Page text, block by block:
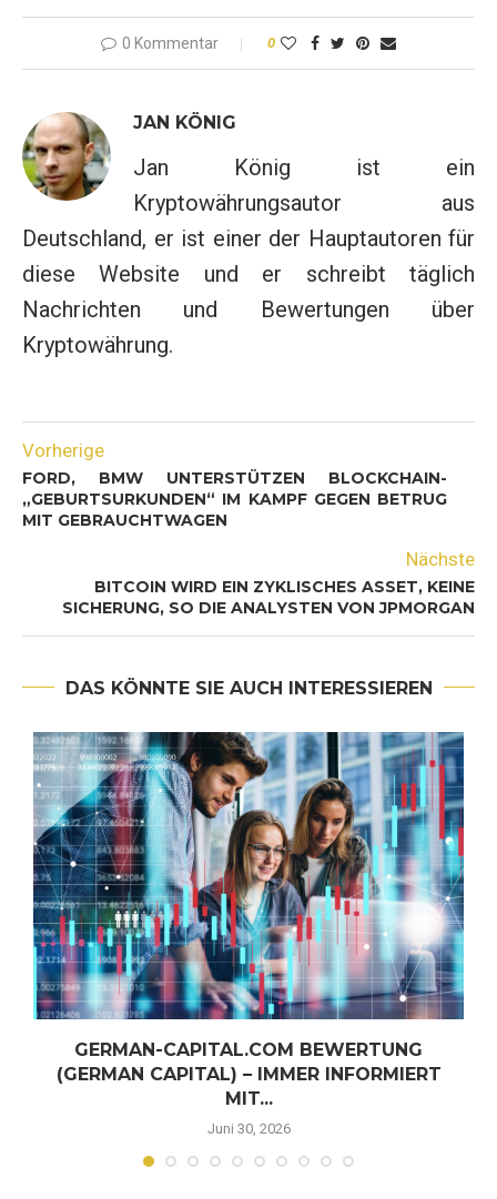
0 Kommentar 0
JAN KÖNIG
Jan König ist ein
Kryptowährungsautor aus
Deutschland, er ist einer der Hauptautoren für
diese Website und er schreibt täglich
Nachrichten und Bewertungen über
Kryptowährung.
Vorherige
FORD, BMW UNTERSTÜTZEN BLOCKCHAIN-
„GEBURTSURKUNDEN“ IM KAMPF GEGEN BETRUG
MIT GEBRAUCHTWAGEN
Nächste
BITCOIN WIRD EIN ZYKLISCHES ASSET, KEINE
SICHERUNG, SO DIE ANALYSTEN VON JPMORGAN
DAS KÖNNTE SIE AUCH INTERESSIEREN
GERMAN-CAPITAL.COM BEWERTUNG
(GERMAN CAPITAL) – IMMER INFORMIERT
MIT...
Juni 30, 2026